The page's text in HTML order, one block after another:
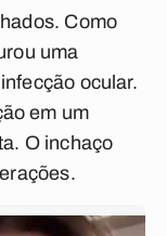
Como
uma
ocular.
em um
O inchaço